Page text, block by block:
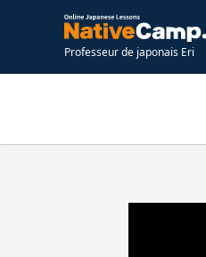
Professeur de japonais Eri